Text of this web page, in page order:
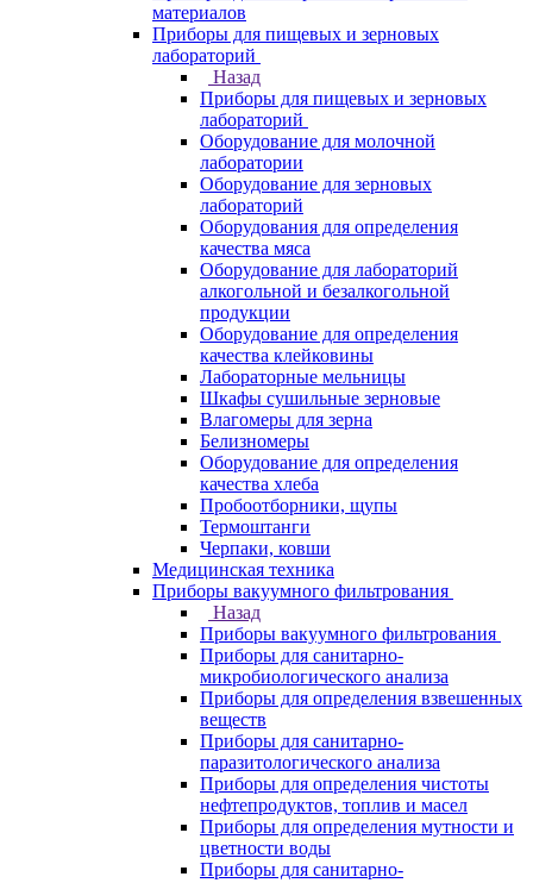
материалов
Приборы для пищевых и зерновых
лабораторий
Назад
Приборы для пищевых и зерновых
лабораторий
Оборудование для молочной
лаборатории
Оборудование для зерновых
лабораторий
Оборудования для определения
качества мяса
Оборудование для лабораторий
алкогольной и безалкогольной
продукции
Оборудование для определения
качества клейковины
Лабораторные мельницы
Шкафы сушильные зерновые
Влагомеры для зерна
Белизномеры
Оборудование для определения
качества хлеба
Пробоотборники, щупы
Термоштанги
Черпаки, ковши
Медицинская техника
Приборы вакуумного фильтрования
Назад
Приборы вакуумного фильтрования
Приборы для санитарно-
микробиологического анализа
Приборы для определения взвешенных
веществ
Приборы для санитарно-
паразитологического анализа
Приборы для определения чистоты
нефтепродуктов, топлив и масел
Приборы для определения мутности и
цветности воды
Приборы для санитарно-